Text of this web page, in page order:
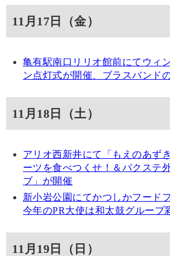
11月17日（金）
亀有駅南口リリオ館前にてウィ
ン点灯式が開催、ブラスバンド
11月18日（土）
アリオ西新井にて「もえのあず
ーツを食べつくせ！＆バクステ
ブ」が開催
新小岩公園にてかつしかフード
今年のPR大使は和太鼓グループ
11月19日（日）